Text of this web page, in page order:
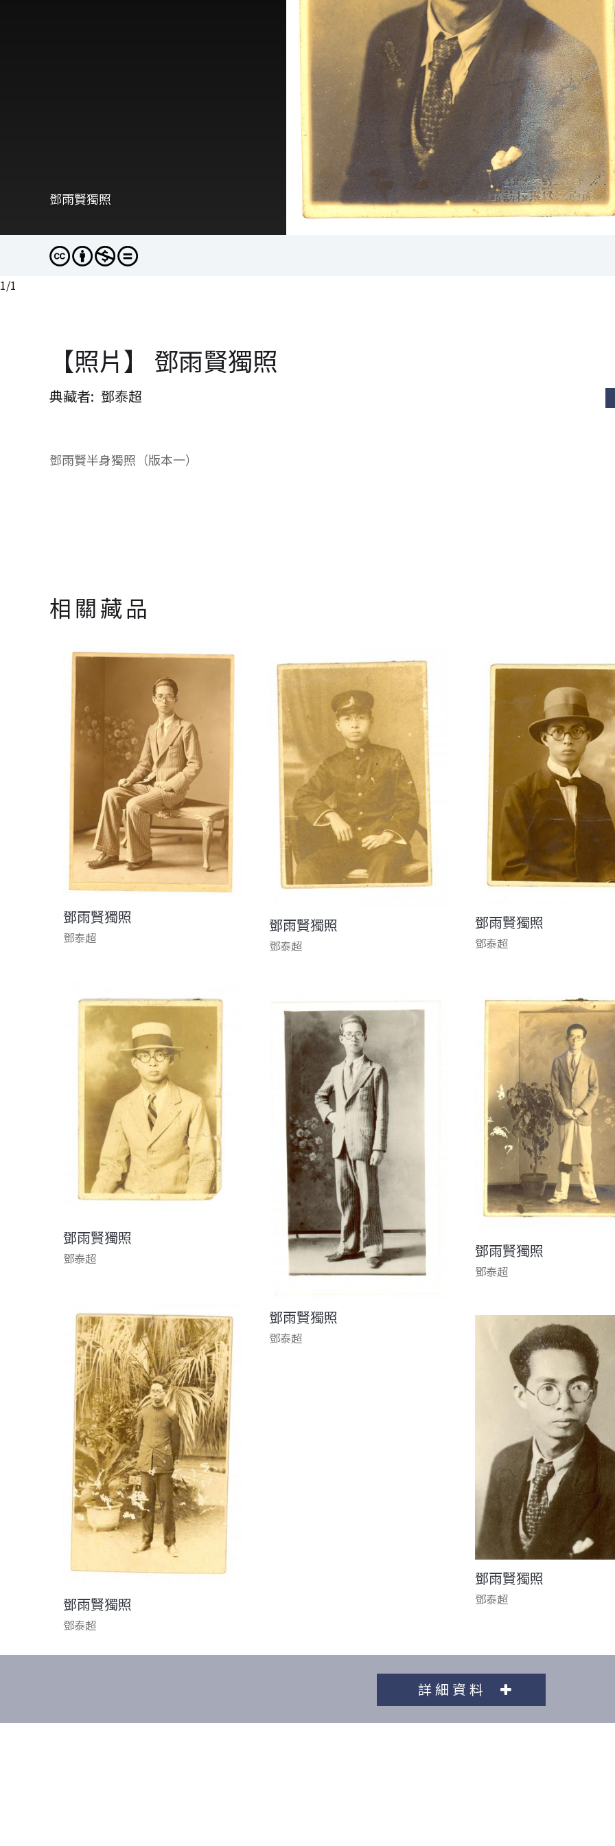
鄧雨賢獨照
1/1
【照片】 鄧雨賢獨照
典藏者 鄧泰超
鄧雨賢半身獨照（版本一）
相關藏品
鄧雨賢獨照
鄧泰超
鄧雨賢獨照
鄧泰超
鄧雨賢獨照
鄧泰超
鄧雨賢獨照
鄧泰超 鄧雨賢獨照
鄧泰超
鄧雨賢獨照
鄧泰超
鄧雨賢獨照
鄧泰超
鄧雨賢獨照
鄧泰超
詳細資料